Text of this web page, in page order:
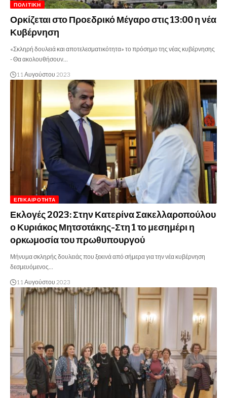
ΠΟΛΙΤΙΚΉ
Ορκίζεται στο Προεδρικό Μέγαρο στις 13:00 η νέα
Κυβέρνηση
«Σκληρή δουλειά και αποτελεσματικότητα» το πρόσημο της νέας κυβέρνησης
- Θα ακολουθήσουν…
11 Αυγούστου 2023
ΕΠΙΚΑΙΡΌΤΗΤΑ
Εκλογές 2023: Στην Κατερίνα Σακελλαροπούλου
ο Κυριάκος Μητσοτάκης-Στη 1 το μεσημέρι η
ορκωμοσία του πρωθυπουργού
Μήνυμα σκληρής δουλειάς που ξεκινά από σήμερα για την νέα κυβέρνηση
δεσμευόμενος…
11 Αυγούστου 2023